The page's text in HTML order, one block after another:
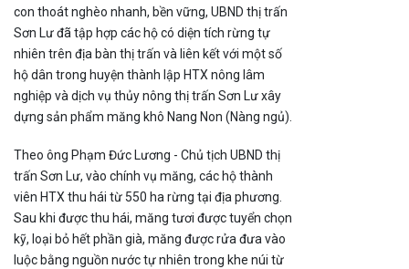
con thoát nghèo nhanh, bền vững, UBND thị trấn
Sơn Lư đã tập hợp các hộ có diện tích rừng tự
nhiên trên địa bàn thị trấn và liên kết với một số
hộ dân trong huyện thành lập HTX nông lâm
nghiệp và dịch vụ thủy nông thị trấn Sơn Lư xây
dựng sản phẩm măng khô Nang Non (Nàng ngủ).
Theo ông Phạm Đức Lương - Chủ tịch UBND thị
trấn Sơn Lư, vào chính vụ măng, các hộ thành
viên HTX thu hái từ 550 ha rừng tại địa phương.
Sau khi được thu hái, măng tươi được tuyển chọn
kỹ, loại bỏ hết phần già, măng được rửa đưa vào
luộc bằng nguồn nước tự nhiên trong khe núi từ